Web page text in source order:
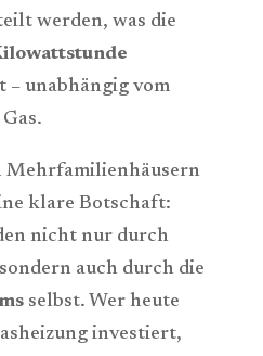
werden, was die
– unabhängig vom
Mehrfamilienhäusern
klare Botschaft:
nicht nur durch
auch durch die
selbst. Wer heute
investiert,